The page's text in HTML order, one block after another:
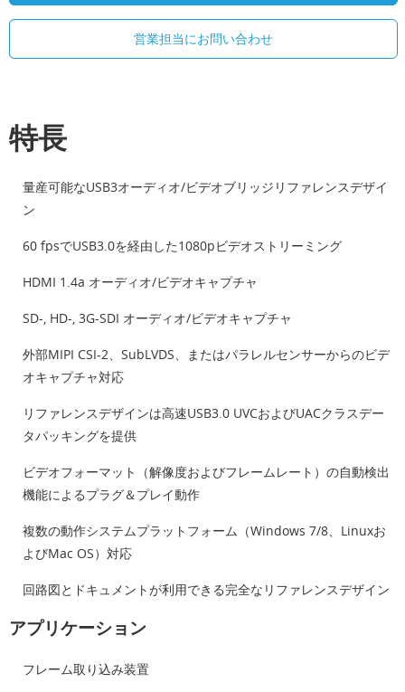
営業担当にお問い合わせ
特長
量産可能なUSB3オーディオ/ビデオブリッジリファレンスデザイ
ン
60 fpsでUSB3.0を経由した1080pビデオストリーミング
HDMI 1.4a オーディオ/ビデオキャプチャ
SD-, HD-, 3G-SDI オーディオ/ビデオキャプチャ
外部MIPI CSI-2、SubLVDS、またはパラレルセンサーからのビデ
オキャプチャ対応
リファレンスデザインは高速USB3.0 UVCおよびUACクラスデー
タパッキングを提供
ビデオフォーマット（解像度およびフレームレート）の自動検出
機能によるプラグ＆プレイ動作
複数の動作システムプラットフォーム（Windows 7/8、Linuxお
よびMac OS）対応
回路図とドキュメントが利用できる完全なリファレンスデザイン
アプリケーション
フレーム取り込み装置